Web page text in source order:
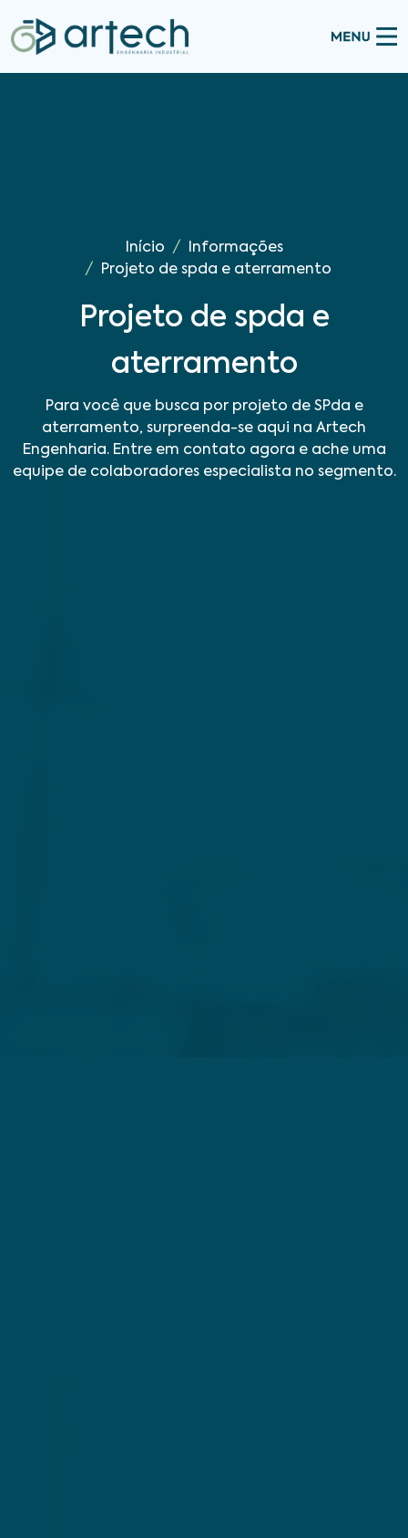
Início
Informações
Projeto de spda e aterramento
Projeto de spda e
aterramento
Para você que busca por projeto de SPda e
aterramento, surpreenda-se aqui na Artech
Engenharia. Entre em contato agora e ache uma
equipe de colaboradores especialista no segmento.